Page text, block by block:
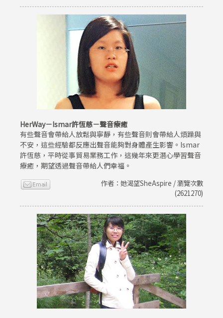
HerWay－Ismar許恆慈－聲音療癒
有些聲音會帶給人放鬆與寧靜，有些聲音則會帶給人煩躁與
不安，這些經驗都反應出聲音能夠對身體產生影響。Ismar
許恆慈，平時從事貿易業務工作，這幾年來更潛心學習聲音
療癒，期望透過聲音帶給人們幸福。
作者：她渴望SheAspire / 瀏覽次數
(2621270)